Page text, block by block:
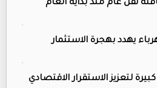
يهدد بهجرة الاستثمار
لتعزيز الاستقرار الاقتصادي